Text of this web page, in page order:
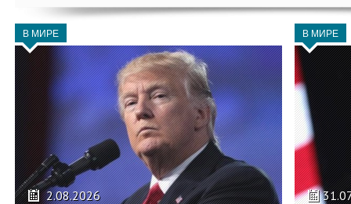
В МИРЕ
2.08.2026
В МИРЕ